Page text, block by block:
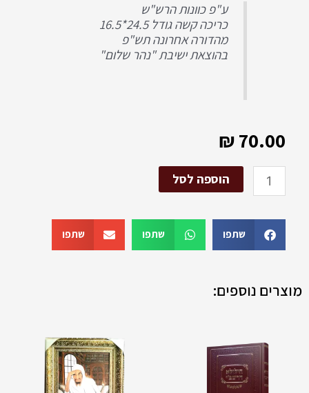
ע"פ כוונות הרש"ש
כריכה קשה גודל 24.5*16.5
מהדורה אחרונה תש"פ
בהוצאת ישיבת "נהר שלום"
70.00
₪
הנהר
שבועות
הוספה לסל
שתפו שתפו שתפו
מוצרים נוספים: